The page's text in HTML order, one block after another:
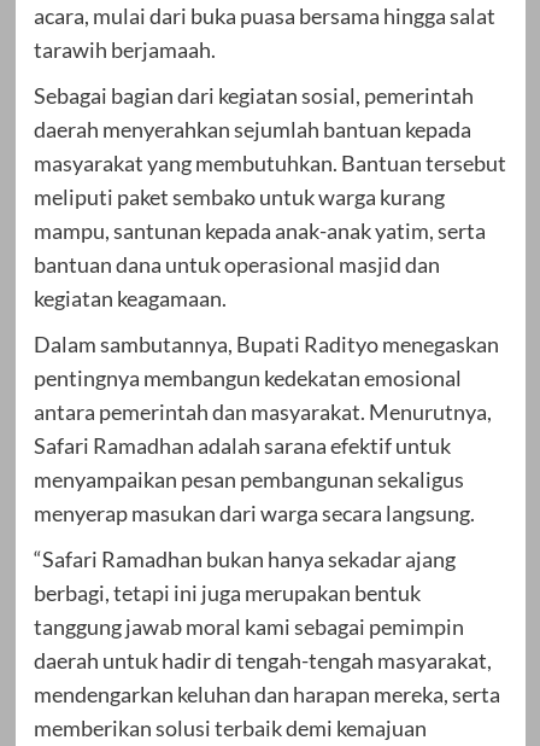
acara, mulai dari buka puasa bersama hingga salat
tarawih berjamaah.
Sebagai bagian dari kegiatan sosial, pemerintah
daerah menyerahkan sejumlah bantuan kepada
masyarakat yang membutuhkan. Bantuan tersebut
meliputi paket sembako untuk warga kurang
mampu, santunan kepada anak-anak yatim, serta
bantuan dana untuk operasional masjid dan
kegiatan keagamaan.
Dalam sambutannya, Bupati Radityo menegaskan
pentingnya membangun kedekatan emosional
antara pemerintah dan masyarakat. Menurutnya,
Safari Ramadhan adalah sarana efektif untuk
menyampaikan pesan pembangunan sekaligus
menyerap masukan dari warga secara langsung.
“Safari Ramadhan bukan hanya sekadar ajang
berbagi, tetapi ini juga merupakan bentuk
tanggung jawab moral kami sebagai pemimpin
daerah untuk hadir di tengah-tengah masyarakat,
mendengarkan keluhan dan harapan mereka, serta
memberikan solusi terbaik demi kemajuan